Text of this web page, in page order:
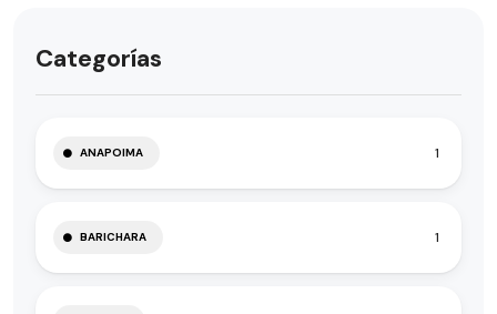
Categorías
ANAPOIMA 1
BARICHARA 1